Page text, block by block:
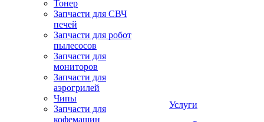
Тонер
Запчасти для СВЧ
печей
Запчасти для робот
пылесосов
Запчасти для
мониторов
Запчасти для
аэрогрилей
Чипы
Запчасти для
кофемашин
Услуги